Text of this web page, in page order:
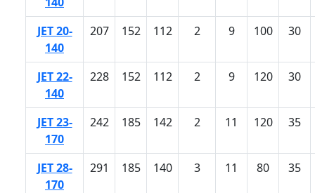
JET 20-
140
207 152 112 2 9 100 30
JET 22-
140
228 152 112 2 9 120 30
JET 23-
170
242 185 142 2 11 120 35
JET 28-
170
291 185 140 3 11 80 35